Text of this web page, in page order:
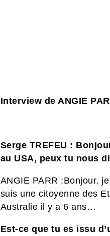
Interview de ANGIE
Serge TREFEU :
au USA, peux tu nous
ANGIE PARR :Bonjour,
suis une citoyenne des
Australie il y a 6 ans…
Est-ce que tu es issu